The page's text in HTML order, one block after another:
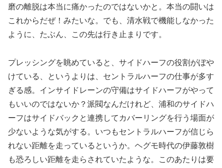
磨の離脱は本当に痛かったのではないかと。本当の闘いは
これからだぜ！みたいな。でも、清水戦で機能しなかった
ように、たぶん、この先は行き止まりです。
プレッシングを眺めていると、サイドハーフの役割がぼや
けている、というよりは、セントラルハーフの仕事が多す
ぎる感。インサイドレーンの守備はサイドハーフがやって
もいいのではないか？派閥なんだけれど、浦和のサイドハ
ーフはサイドバックと連携してカバーリングを行う場面が
少ないような気がする。いつもセントラルハーフが信じら
れない距離を走っているというか。ヘグモ時代の伊藤敦樹
も恐ろしい距離を走らされていたような。このあたりは要